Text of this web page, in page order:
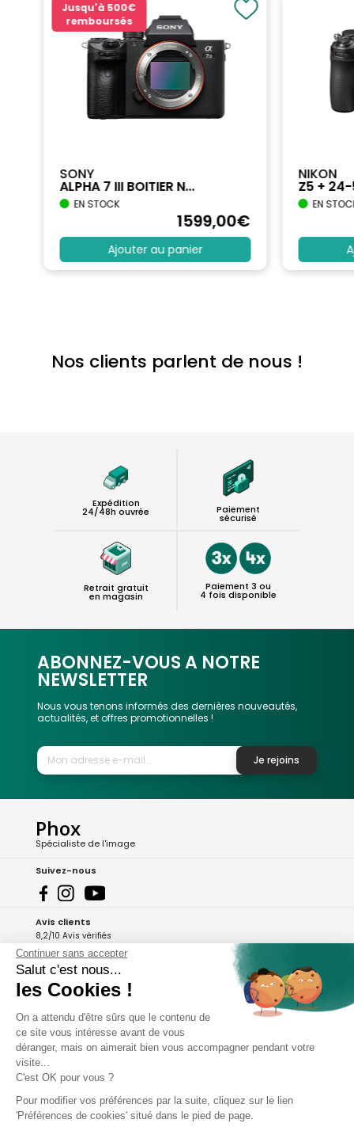
Jusqu'à 500€
remboursés
SONY
ALPHA 7 III BOITIER N...
EN STOCK
1599,00€
Ajouter au panier
NIKON
Z5 +
EN
Nos clients parlent de nous !
Expédition
24/48h ouvrée Paiement
sécurisé
Retrait gratuit
en magasin
Paiement 3 ou
4 fois disponible
ABONNEZ-VOUS A NOTRE
NEWSLETTER
Nous vous tenons informés des dernières nouveautés,
actualités, et offres promotionnelles !
Je rejoins
Phox
Spécialiste de l'image
Suivez-nous
Avis clients
8,2/10 Avis vérifiés
L'Appli Phox
A propos de Phox
Services et garanties
Continuer sans accepter
Salut c'est nous...
les Cookies !
On a attendu d'être sûrs que le contenu de
ce site vous intéresse avant de vous
déranger, mais on aimerait bien vous accompagner pendant votre
visite...
C'est OK pour vous ?
Pour modifier vos préférences par la suite, cliquez sur le lien
'Préférences de cookies' situé dans le pied de page.